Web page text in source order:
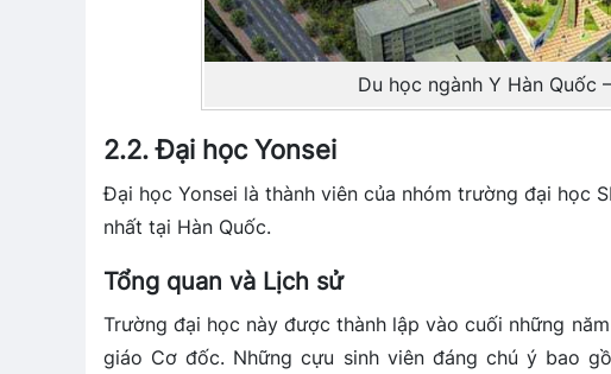
Du học ngành Y Hàn Quốc
2.2. Đại học Yonsei
Đại học Yonsei là thành viên của nhóm trường đại học
nhất tại Hàn Quốc.
Tổng quan và Lịch sử
Trường đại học này được thành lập vào cuối những
giáo Cơ đốc. Những cựu sinh viên đáng chú ý bao